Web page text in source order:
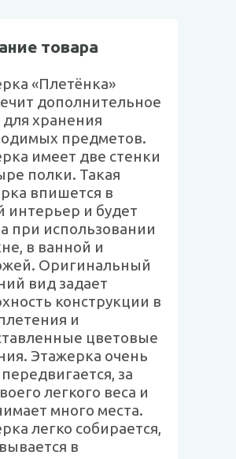
товара
«Плетёнка»
дополнительное
для хранения
предметов.
имеет две стенки
полки. Такая
впишется в
интерьер и будет
при использовании
в ванной и
Оригинальный
вид задает
конструкции в
и
цветовые
Этажерка очень
за
легкого веса и
много места.
легко собирается,
в